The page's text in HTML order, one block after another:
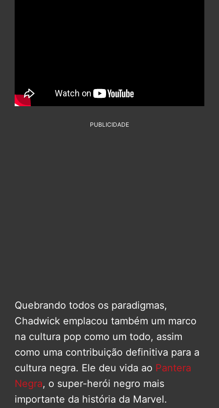
PUBLICIDADE
Quebrando todos os paradigmas,
Chadwick emplacou também um marco
na cultura pop como um todo, assim
como uma contribuição definitiva para a
cultura negra. Ele deu vida ao Pantera
Negra, o super-herói negro mais
importante da história da Marvel.